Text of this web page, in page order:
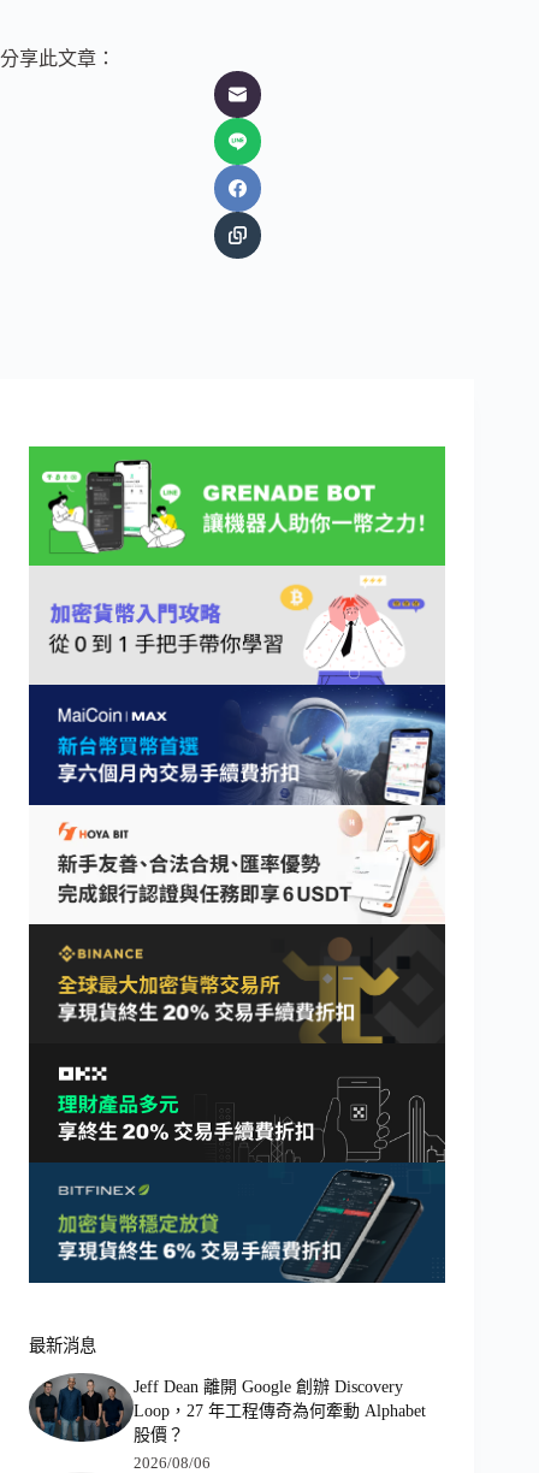
分享此文章：
最新消息
Jeff Dean 離開 Google 創辦 Discovery
Loop，27 年工程傳奇為何牽動 Alphabet
股價？
2026/08/06